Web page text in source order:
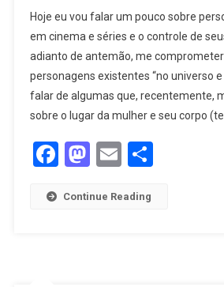
Hoje eu vou falar um pouco sobre
em cinema e séries e o controle de
adianto de antemão, me
personagens existentes “no universo e
falar de algumas que, recentemente,
sobre o lugar da mulher e seu corpo
Facebook
Mastodon
EmailShare
Continue Reading